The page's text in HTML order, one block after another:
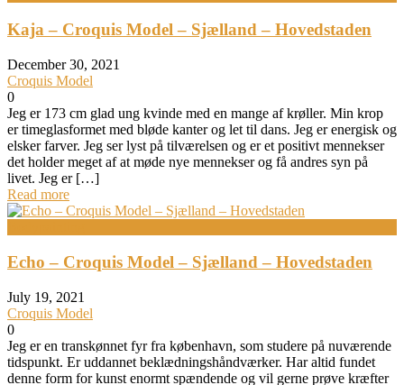
Kaja – Croquis Model – Sjælland – Hovedstaden
December 30, 2021
Croquis Model
0
Jeg er 173 cm glad ung kvinde med en mange af krøller. Min krop
er timeglasformet med bløde kanter og let til dans. Jeg er energisk og
elsker farver. Jeg ser lyst på tilværelsen og er et positivt mennekser
det holder meget af at møde nye mennekser og få andres syn på
livet. Jeg er […]
Read more
Echo – Croquis Model – Sjælland – Hovedstaden
July 19, 2021
Croquis Model
0
Jeg er en transkønnet fyr fra københavn, som studere på nuværende
tidspunkt. Er uddannet beklædningshåndværker. Har altid fundet
denne form for kunst enormt spændende og vil gerne prøve kræfter